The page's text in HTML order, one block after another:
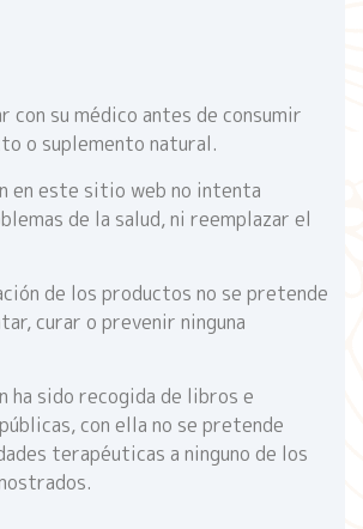
con su médico antes de consumir
o suplemento natural.
en este sitio web no intenta
de la salud, ni reemplazar el
de los productos no se pretende
curar o prevenir ninguna
ha sido recogida de libros e
con ella no se pretende
terapéuticas a ninguno de los